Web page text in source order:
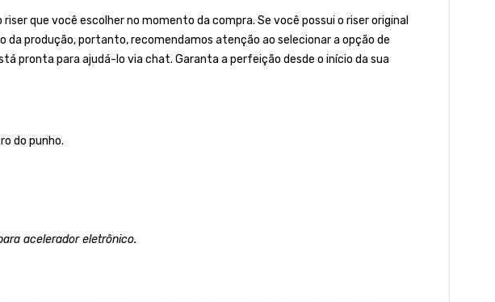
que você escolher no momento da compra. Se você possui o riser original
da produção, portanto, recomendamos atenção ao selecionar a opção de
pronta para ajudá-lo via chat. Garanta a perfeição desde o início da sua
do punho.
acelerador eletrônico.